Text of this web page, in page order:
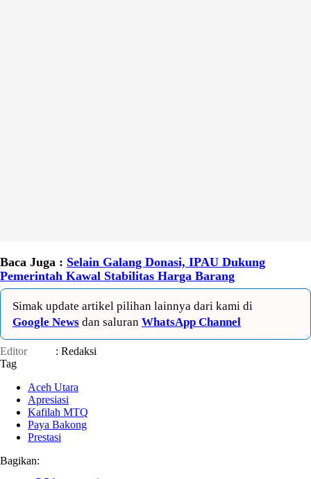
Baca Juga : Selain Galang Donasi, IPAU Dukung
Pemerintah Kawal Stabilitas Harga Barang
Simak update artikel pilihan lainnya dari kami di
Google News dan saluran WhatsApp Channel
Editor
: Redaksi
Tag
Aceh Utara
Apresiasi
Kafilah MTQ
Paya Bakong
Prestasi
Bagikan: